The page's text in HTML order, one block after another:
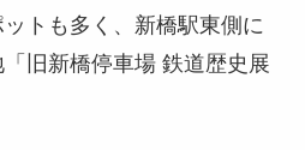
トも多く、新橋駅東側に
旧新橋停車場 鉄道歴史展